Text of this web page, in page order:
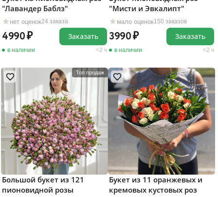
нет оценок24 заказа
"Лавандер Баблз"
4990
в наличии 2 ч
Заказать
мало оценок150 заказов
"Мисти и Эвкалипт"
3990
в наличии 2 ч
Заказать
Топ продаж
Большой букет из 121
пионовидной розы
Букет из 11 оранжевых и
кремовых кустовых роз